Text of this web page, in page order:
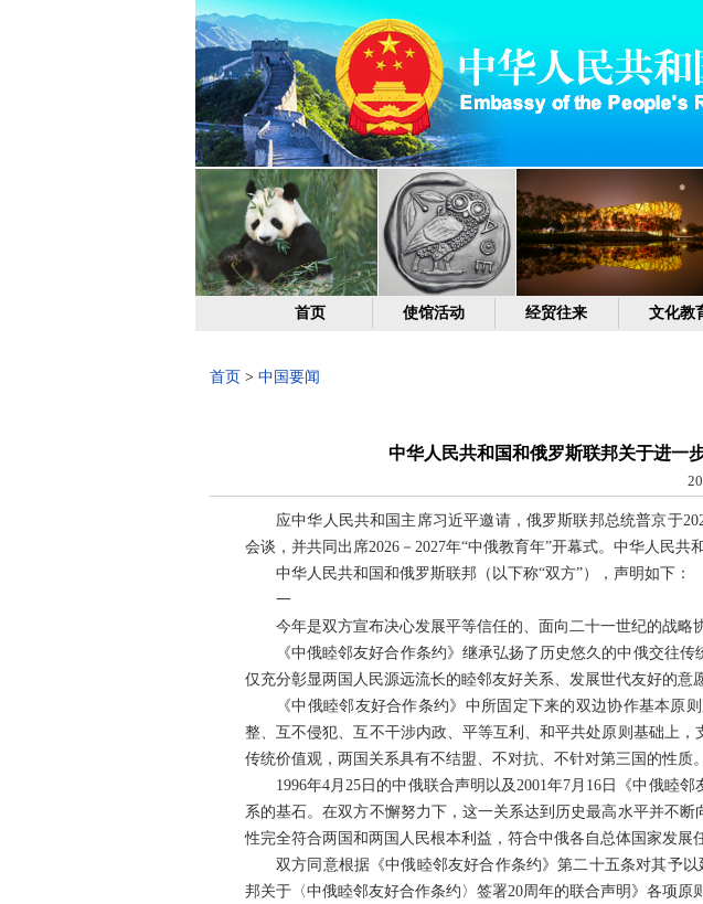
首页 使馆活动 经贸往来 文化教
首页 > 中国要闻
中华人民共和国和俄罗斯联邦关于进一
应中华人民共和国主席习近平邀请，俄罗斯联邦总统普京于
会谈，并共同出席2026－2027年“中俄教育年”开幕式。中华人民共
中华人民共和国和俄罗斯联邦（以下称“双方”），声明如下：
一
今年是双方宣布决心发展平等信任的、面向二十一世纪的战略
《中俄睦邻友好合作条约》继承弘扬了历史悠久的中俄交往
仅充分彰显两国人民源远流长的睦邻友好关系、发展世代友好的意
《中俄睦邻友好合作条约》中所固定下来的双边协作基本
整、互不侵犯、互不干涉内政、平等互利、和平共处原则基础上
传统价值观，两国关系具有不结盟、不对抗、不针对第三国的性质。
1996年4月25日的中俄联合声明以及2001年7月16日《中俄睦
系的基石。在双方不懈努力下，这一关系达到历史最高水平并不
性完全符合两国和两国人民根本利益，符合中俄各自总体国家发展
双方同意根据《中俄睦邻友好合作条约》第二十五条对其予
邦关于〈中俄睦邻友好合作条约〉签署20周年的联合声明》各项原